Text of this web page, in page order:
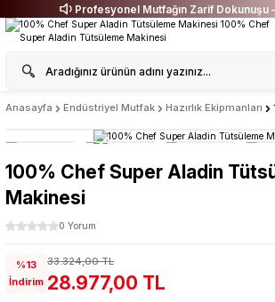
Profesyonel Mutfağın Zarif Dokunuşu
Anasayfa Endüstriyel Mutfak Hazırlık Ekipmanları
100% Chef Super Aladin
Makinesi
0 Yorum
%13
İndirim
33.324,00 TL
28.977,00 TL